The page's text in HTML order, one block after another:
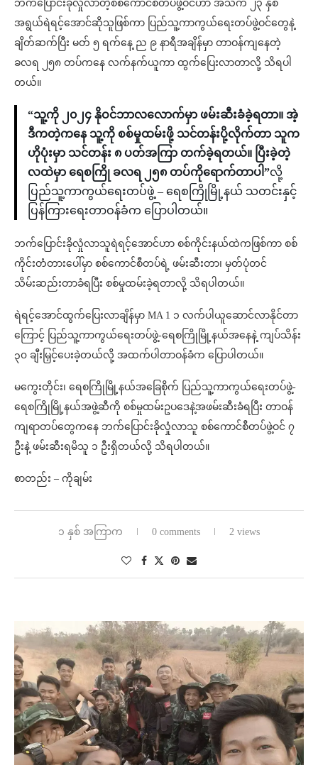
ဘက်ပြောင်းခိုလှုံလာတဲ့စစ်ကောင်စီတပ်ဖွဲ့ဝင်ဟာ အသက် ၂၃ နှစ်
အရွယ်ရဲရင့်အောင်ဆိုသူဖြစ်ကာ ပြည်သူ့ကာကွယ်ရေးတပ်ဖွဲ့ဝင်တွေနဲ့
ချိတ်ဆက်ပြီး မတ် ၅ ရက်နေ့ ည ၉ နာရီအချိန်မှာ တာဝန်ကျနေတဲ့
ခလရ ၂၅၈ တပ်ကနေ လက်နက်ယူကာ ထွက်ပြေးလာတာလို့ သိရပါ
တယ်။
“သူ့ကို ၂၀၂၄ နိုဝင်ဘာလလောက်မှာ ဖမ်းဆီးခံခဲ့ရတာ။ အဲ့
ဒီကတဲ့ကနေ သူ့ကို စစ်မှုထမ်းဖို့ သင်တန်းပို့လိုက်တာ သူက
ဟိုပုံးမှာ သင်တန်း ၈ ပတ်အကြာ တက်ခဲ့ရတယ်။ ပြီးခဲ့တဲ့
လထဲမှာ ရေစကြို ခလရ ၂၅၈ တပ်ကိုရောက်တာပါ”လို့
ပြည်သူ့ကာကွယ်ရေးတပ်ဖွဲ့ – ရေစကြိုမြို့နယ် သတင်းနှင့်
ပြန်ကြားရေးတာဝန်ခံက ပြောပါတယ်။
ဘက်ပြောင်းခိုလှုံလာသူရဲရင့်အောင်ဟာ စစ်ကိုင်းနယ်ထဲကဖြစ်ကာ စစ်
ကိုင်းတံတားပေါ်မှာ စစ်ကောင်စီတပ်ရဲ့ ဖမ်းဆီးတာ၊ မှတ်ပုံတင်
သိမ်းဆည်းတာခံရပြီး စစ်မှုထမ်းခဲ့ရတာလို့ သိရပါတယ်။
ရဲရင့်အောင်ထွက်ပြေးလာချိန်မှာ MA 1 ၁ လက်ပါယူဆောင်လာနိုင်တာ
ကြောင့် ပြည်သူ့ကာကွယ်ရေးတပ်ဖွဲ့-ရေစကြိုမြို့နယ်အနေနဲ့ ကျပ်သိန်း
၃၀ ချီးမြှင့်ပေးခဲ့တယ်လို့ အထက်ပါတာဝန်ခံက ပြောပါတယ်။
မကွေးတိုင်း၊ ရေစကြိုမြို့နယ်အခြေစိုက် ပြည်သူ့ကာကွယ်ရေးတပ်ဖွဲ့-
ရေစကြိုမြို့နယ်အဖွဲ့ဆီကို စစ်မှုထမ်းဥပ‌ဒေနဲ့အဖမ်းဆီးခံရပြီး တာဝန်
ကျရာတပ်တွေကနေ ဘက်ပြောင်းခိုလှုံလာသူ စစ်ကောင်စီတပ်ဖွဲ့ဝင် ၇
ဦးနဲ့ ဖမ်းဆီးရမိသူ ၁ ဦးရှိတယ်လို့ သိရပါတယ်။
စာတည်း – ကိုချမ်း
၁ နှစ် အကြာက 0 comments 2 views